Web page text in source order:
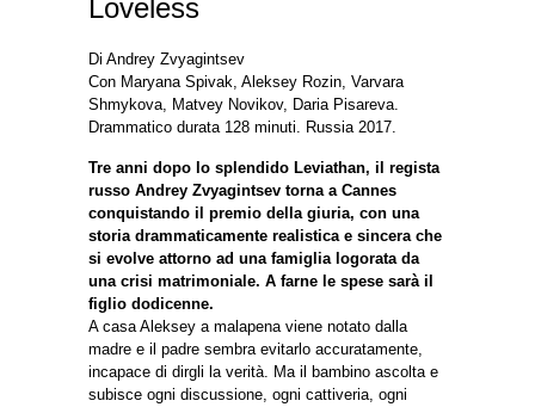
Loveless
Di Andrey Zvyagintsev
Con Maryana Spivak, Aleksey Rozin, Varvara
Shmykova, Matvey Novikov, Daria Pisareva.
Drammatico durata 128 minuti. Russia 2017.
Tre anni dopo lo splendido Leviathan, il regista
russo Andrey Zvyagintsev torna a Cannes
conquistando il premio della giuria, con una
storia drammaticamente realistica e sincera che
si evolve attorno ad una famiglia logorata da
una crisi matrimoniale. A farne le spese sarà il
figlio dodicenne.
A casa Aleksey a malapena viene notato dalla
madre e il padre sembra evitarlo accuratamente,
incapace di dirgli la verità. Ma il bambino ascolta e
subisce ogni discussione, ogni cattiveria, ogni